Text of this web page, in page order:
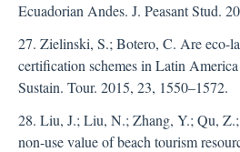
Ecuadorian Andes. J. Peasant Stud.
27. Zielinski, S.; Botero, C. Are eco-
certification schemes in Latin
Sustain. Tour. 2015, 23, 1550–1572.
28. Liu, J.; Liu, N.; Zhang, Y.; Qu,
non-use value of beach tourism